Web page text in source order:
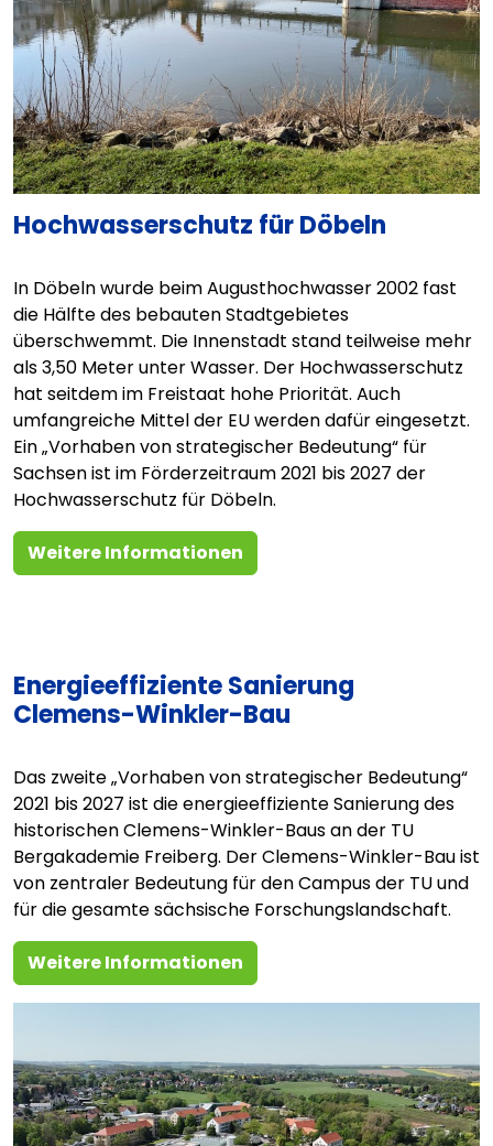
Hochwasserschutz für Döbeln
In Döbeln wurde beim Augusthochwasser 2002 fast
die Hälfte des bebauten Stadtgebietes
überschwemmt. Die Innenstadt stand teilweise mehr
als 3,50 Meter unter Wasser. Der Hochwasserschutz
hat seitdem im Freistaat hohe Priorität. Auch
umfangreiche Mittel der EU werden dafür eingesetzt.
Ein „Vorhaben von strategischer Bedeutung“ für
Sachsen ist im Förderzeitraum 2021 bis 2027 der
Hochwasserschutz für Döbeln.
Weitere Informationen
Energieeffiziente Sanierung
Clemens-Winkler-Bau
Das zweite „Vorhaben von strategischer Bedeutung“
2021 bis 2027 ist die energieeffiziente Sanierung des
historischen Clemens-Winkler-Baus an der TU
Bergakademie Freiberg. Der Clemens-Winkler-Bau ist
von zentraler Bedeutung für den Campus der TU und
für die gesamte sächsische Forschungslandschaft.
Weitere Informationen